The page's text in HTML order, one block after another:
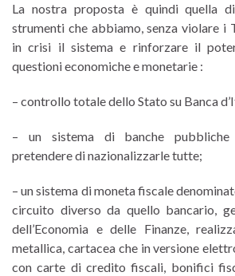
La nostra proposta è quindi quella
strumenti che abbiamo, senza violare i
in crisi il sistema e rinforzare il
questioni economiche e monetarie :
– controllo totale dello Stato su Banca
– un sistema di banche pubbliche
pretendere di nazionalizzarle tutte;
– un sistema di moneta fiscale
circuito diverso da quello bancario,
dell’Economia e delle Finanze,
metallica, cartacea che in versione
con carte di credito fiscali, bonifici